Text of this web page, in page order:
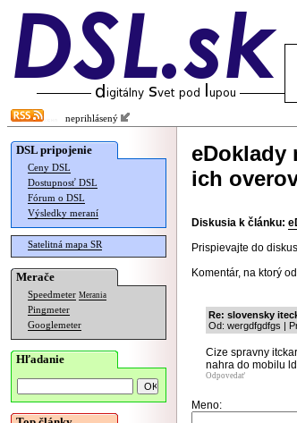
neprihlásený
DSL pripojenie
Ceny DSL
Dostupnosť DSL
Fórum o DSL
Výsledky meraní
Satelitná mapa SR
Merače
Speedmeter Merania
Pingmeter
Googlemeter
Hľadanie
eDoklady
ich
Diskusia k článku:
Prispievajte do
Komentár, na ktorý
Re: slovensky
Od: wergdfgdfgs |
Cize spravny
nahra do mobilu
Odpovedať
Meno: